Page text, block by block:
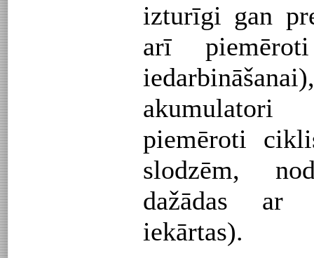
izturīgi gan
arī
piemēroti
slodzēm,
dažādas ar
iekārtas).